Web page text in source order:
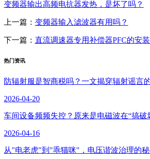
变频器输出高频电抗器发热，是坏了吗？
上一篇： 变频器输入滤波器有用吗？
下一篇： 直流调速器专用补偿器PFC的安
热门资讯
防辐射服是智商税吗？一文揭穿辐射谣言
2026-04-20
车间设备频频失控？原来是电磁波在“搞破
2026-04-16
从"电老虎"到"乖猫咪"，电压谐波治理的